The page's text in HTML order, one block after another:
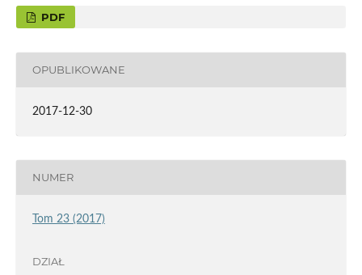
PDF
OPUBLIKOWANE
2017-12-30
NUMER
Tom 23 (2017)
DZIAŁ